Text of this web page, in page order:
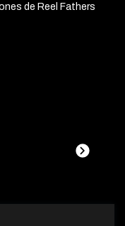
de Reel Fathers